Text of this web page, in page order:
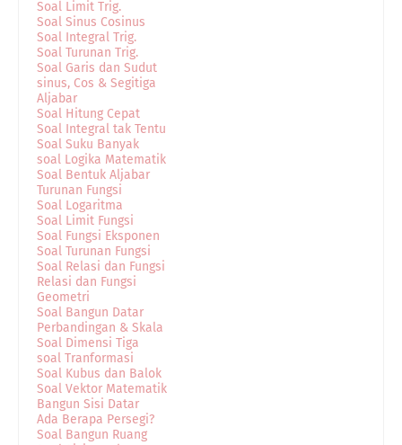
Soal Limit Trig.
Soal Sinus Cosinus
Soal Integral Trig.
Soal Turunan Trig.
Soal Garis dan Sudut
sinus, Cos & Segitiga
Aljabar
Soal Hitung Cepat
Soal Integral tak Tentu
Soal Suku Banyak
soal Logika Matematik
Soal Bentuk Aljabar
Turunan Fungsi
Soal Logaritma
Soal Limit Fungsi
Soal Fungsi Eksponen
Soal Turunan Fungsi
Soal Relasi dan Fungsi
Relasi dan Fungsi
Geometri
Soal Bangun Datar
Perbandingan & Skala
Soal Dimensi Tiga
soal Tranformasi
Soal Kubus dan Balok
Soal Vektor Matematik
Bangun Sisi Datar
Ada Berapa Persegi?
Soal Bangun Ruang